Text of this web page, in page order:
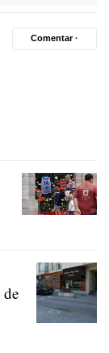
Comentar ·